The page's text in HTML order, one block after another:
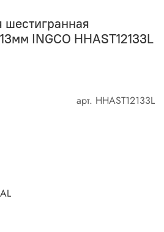
арт. HHAST12133L
шестигранная
INGCO HHAST12133L